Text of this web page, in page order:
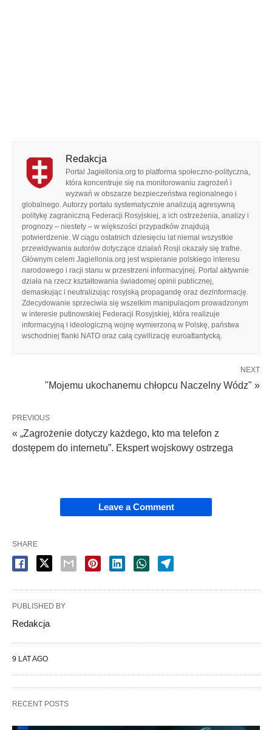
Redakcja
Portal Jagiellonia.org to platforma społeczno-polityczna,
która koncentruje się na monitorowaniu zagrożeń i
wyzwań w obszarze bezpieczeństwa regionalnego i
globalnego. Autorzy portalu systematycznie analizują agresywną
politykę zagraniczną Federacji Rosyjskiej, a ich ostrzeżenia, analizy i
prognozy – niestety – w większości przypadków znajdują
potwierdzenie. W ciągu ostatnich dziesięciu lat niemal wszystkie
przewidywania autorów dotyczące działań Rosji okazały się trafne.
Głównym celem Jagiellonia.org jest wspieranie polskiego interesu
narodowego i racji stanu w przestrzeni informacyjnej. Portal aktywnie
działa na rzecz kształtowania świadomej opinii publicznej,
demaskując i neutralizując rosyjską propagandę oraz dezinformację.
Zdecydowanie sprzeciwia się wszelkim manipulacjom prowadzonym
w interesie putinowskiej Federacji Rosyjskiej, która realizuje
informacyjną i ideologiczną wojnę wymierzoną w Polskę, państwa
wschodniej flanki NATO oraz całą cywilizację euroatlantycką.
NEXT
"Mojemu ukochanemu chłopcu Naczelny Wódz" »
PREVIOUS
« „Zagrożenie dotyczy każdego, kto ma telefon z
dostępem do internetu”. Ekspert wojskowy ostrzega
Leave a Comment
SHARE
PUBLISHED BY
Redakcja
9 LAT AGO
RECENT POSTS